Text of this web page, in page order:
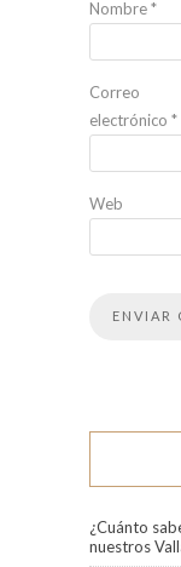
Nombre*
Correo
electrónico *
Web
¿Cuánto
nuestros